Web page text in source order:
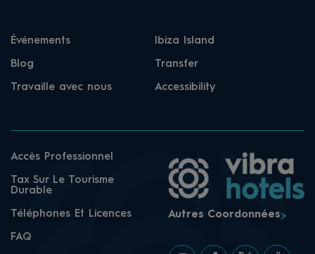
Événements Ibiza Island
Blog Transfer
Travaille avec nous Accessibility
Accès Professionnel
Tax Sur Le Tourisme
Durable
Téléphones Et Licences
FAQ
Autres Coordonnées